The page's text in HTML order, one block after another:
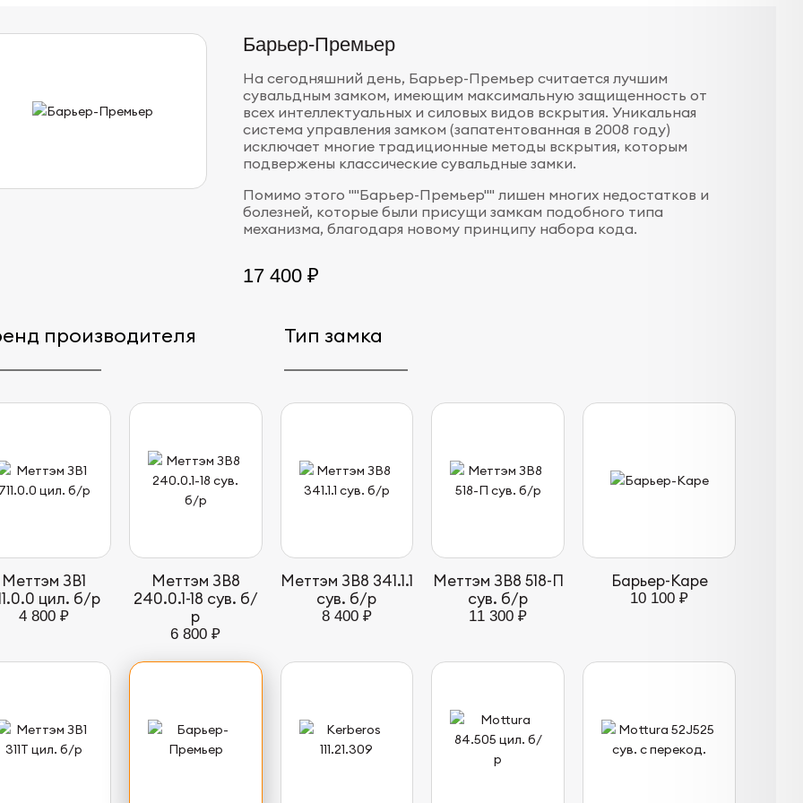
Барьер-Премьер
На сегодняшний день, Барьер-Премьер считается лучшим
сувальдным замком, имеющим максимальную защищенность от
всех интеллектуальных и силовых видов вскрытия. Уникальная
система управления замком (запатентованная в 2008 году)
исключает многие традиционные методы вскрытия, которым
подвержены классические сувальдные замки.
Помимо этого ""Барьер-Премьер"" лишен многих недостатков и
болезней, которые были присущи замкам подобного типа
механизма, благодаря новому принципу набора кода.
17 400 ₽
производителя Тип замка
Меттэм ЗВ1
цил. б/р
4 800 ₽
Меттэм ЗВ8
240.0.1-18 сув. б/
р
6 800 ₽
Меттэм ЗВ8 341.1.1
сув. б/р
8 400 ₽
Меттэм ЗВ8 518-П
сув. б/р
11 300 ₽
Барьер-Каре
10 100 ₽